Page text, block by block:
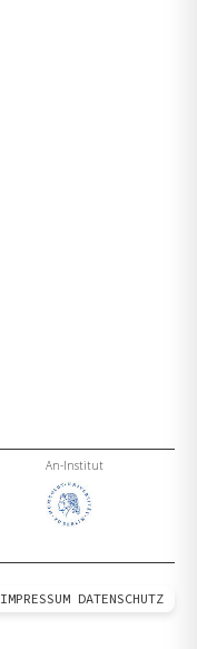
An-Institut
IMPRESSUM DATENSCHUTZ